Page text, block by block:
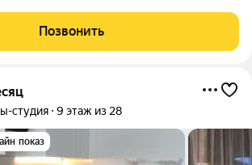
меблирована, выполнена
с использованием
Позвонить
студия 9 этаж из 28
показ